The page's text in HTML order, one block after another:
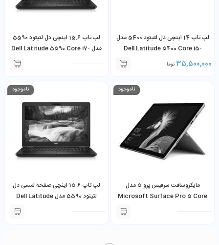
لپ تاپ 14 اینچی دل لتیتود 5400 مدل
Dell Latitude 5400 Core i5-
8365U 8GB RAM 256GB SSD
35,500,000 تومان
لپ تاپ 15.6 اینچی دل لتیتود 5590
مدل Dell Latitude 5590 Core i7-
8650U 8GB RAM 256GB SSD
ناموجود
مایکروسافت سرفیس پرو 5 مدل
Microsoft Surface Pro 5 Core
i7-7660U 8GB 256GB SSD به
ناموجود
لپ تاپ 15.6 اینچی صفحه لمسی دل
لتیتود 5590 مدل Dell Latitude
5590 Core i5-8350U 8GB RAM
256GB SSD (Touchscreen)